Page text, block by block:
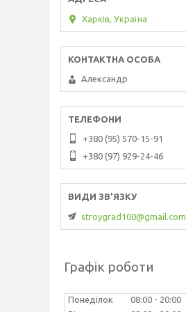
Харків, Україна
Александр
+380 (95) 570-15-91
+380 (97) 929-24-46
stroygrad100@gmail.com
Графік роботи
Понеділок 08:00
20:00